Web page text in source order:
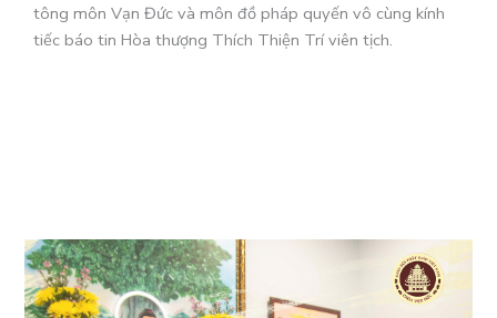
tông môn Vạn Đức và môn đồ pháp quyến vô cùng kính
tiếc báo tin Hòa thượng Thích Thiện Trí viên tịch.